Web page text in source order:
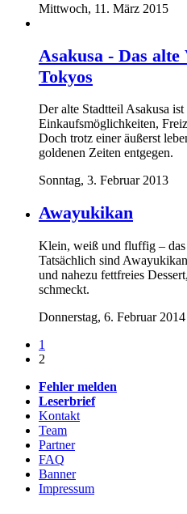
Mittwoch, 11. März 2015
Asakusa - Das
Tokyos
Der alte Stadtteil Asakusa
Einkaufsmöglichkeiten,
Doch trotz einer äußerst
goldenen Zeiten entgegen.
Sonntag, 3. Februar 2013
Awayukikan
Klein, weiß und fluffig –
Tatsächlich sind
und nahezu fettfreies
schmeckt.
Donnerstag, 6. Februar 2014
1
2
Fehler melden
Leserbrief
Kontakt
Team
Partner
FAQ
Banner
Impressum